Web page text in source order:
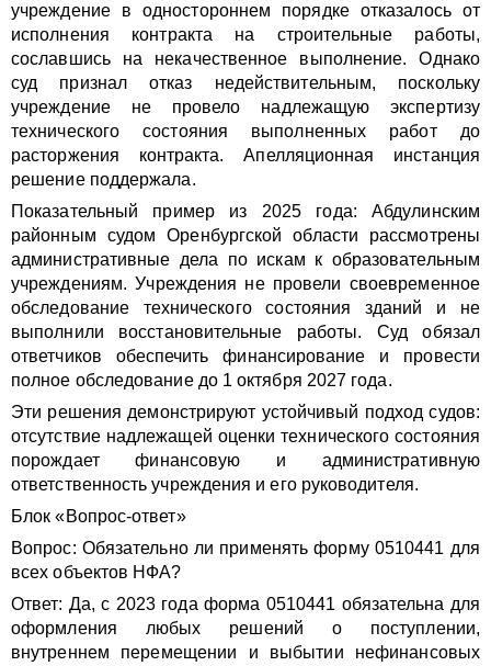
учреждение в одностороннем порядке отказалось от
исполнения контракта на строительные работы,
сославшись на некачественное выполнение. Однако
суд признал отказ недействительным, поскольку
учреждение не провело надлежащую экспертизу
технического состояния выполненных работ до
расторжения контракта. Апелляционная инстанция
решение поддержала.
Показательный пример из 2025 года: Абдулинским
районным судом Оренбургской области рассмотрены
административные дела по искам к образовательным
учреждениям. Учреждения не провели своевременное
обследование технического состояния зданий и не
выполнили восстановительные работы. Суд обязал
ответчиков обеспечить финансирование и провести
полное обследование до 1 октября 2027 года.
Эти решения демонстрируют устойчивый подход судов:
отсутствие надлежащей оценки технического состояния
порождает финансовую и административную
ответственность учреждения и его руководителя.
Блок «Вопрос-ответ»
Вопрос: Обязательно ли применять форму 0510441 для
всех объектов НФА?
Ответ: Да, с 2023 года форма 0510441 обязательна для
оформления любых решений о поступлении,
внутреннем перемещении и выбытии нефинансовых